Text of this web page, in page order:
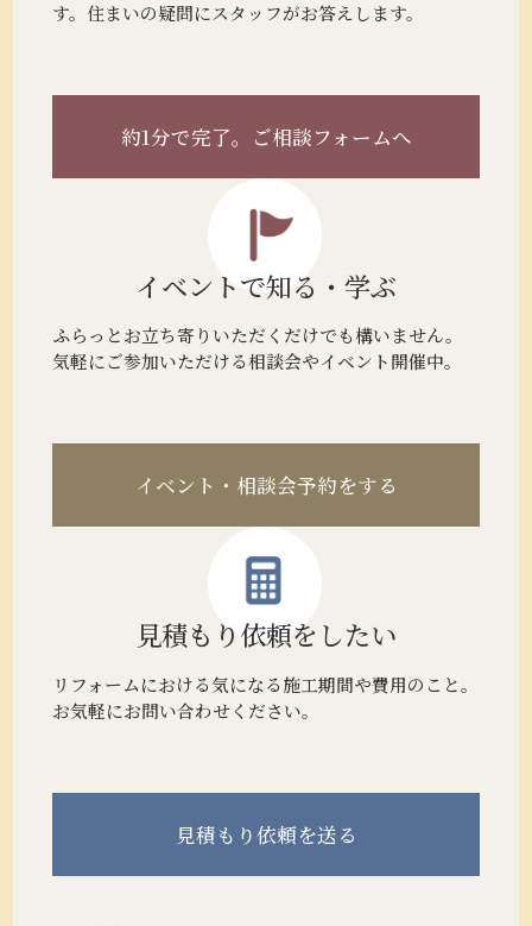
す。住まいの疑問にスタッフがお答えします。
約1分で完了。 ご相談フォームへ
イベントで知る・学ぶ
ふらっとお立ち寄りいただくだけでも構いません。
気軽にご参加いただける相談会やイベント開催中。
イベント・相談会予約をする
見積もり依頼をしたい
リフォームにおける気になる施工期間や費用のこと。
お気軽にお問い合わせください。
見積もり依頼を送る